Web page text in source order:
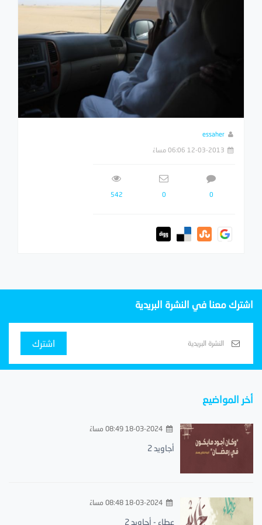
essaher
12-03-2013 06:06 مساءً
0
0
542
اشترك معنا في النشرة البريدية
اشترك
أخر المواضيع
18-03-2024 08:49 مساءً
أجاويد 2
18-03-2024 08:48 مساءً
عطاء - أجاويد 2